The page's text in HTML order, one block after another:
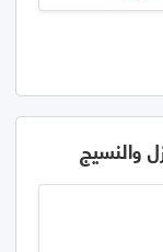
والنسيج